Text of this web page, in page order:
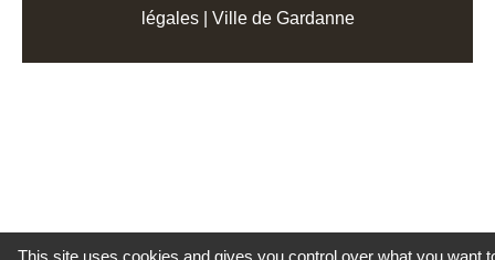
légales Ville de Gardanne
This site uses cookies and gives you control over what you want